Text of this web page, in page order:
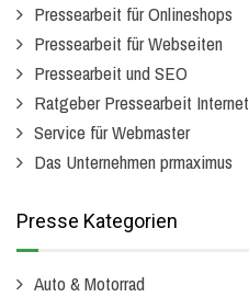
Pressearbeit für Onlineshops
Pressearbeit für Webseiten
Pressearbeit und SEO
Ratgeber Pressearbeit Internet
Service für Webmaster
Das Unternehmen prmaximus
Presse Kategorien
Auto & Motorrad